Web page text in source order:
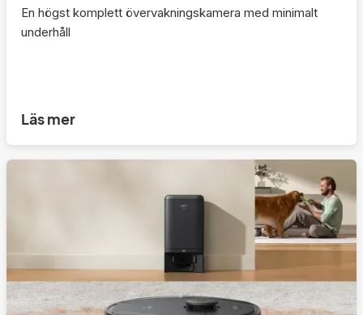
En högst komplett övervakningskamera med minimalt
underhåll
Läs mer